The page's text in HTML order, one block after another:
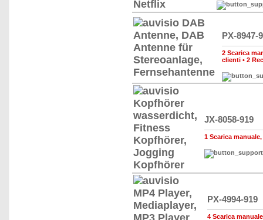
PX-8947-
2 Scarica
clienti • 2
JX-8058-919
1 Scarica
PX-4994-919
4 Scarica